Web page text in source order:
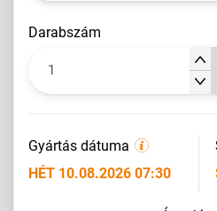
darabszám
Gyártás dátuma
HÉT 10.08.2026 07:30